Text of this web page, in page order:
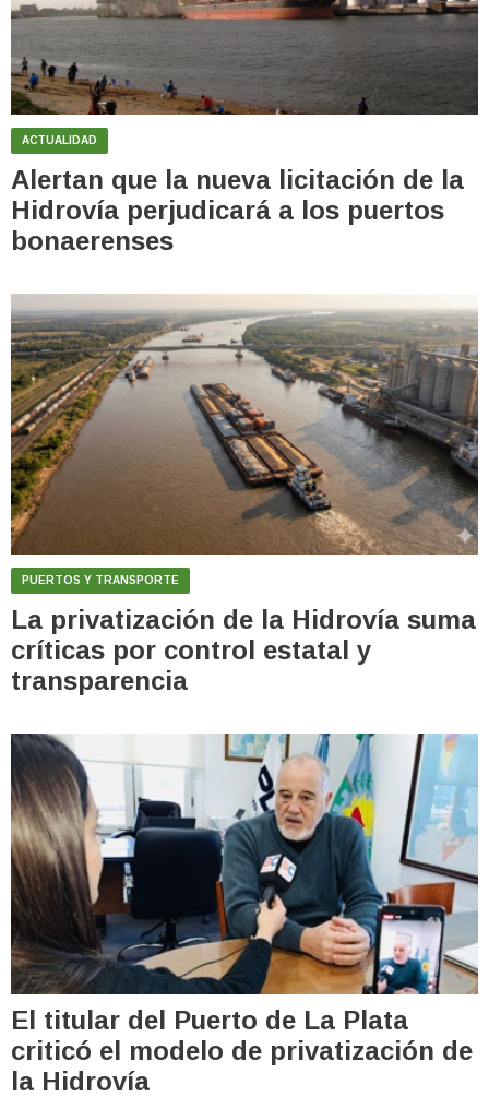
ACTUALIDAD
Alertan que la nueva licitación de la
Hidrovía perjudicará a los puertos
bonaerenses
PUERTOS Y TRANSPORTE
La privatización de la Hidrovía suma
críticas por control estatal y
transparencia
El titular del Puerto de La Plata
criticó el modelo de privatización de
la Hidrovía